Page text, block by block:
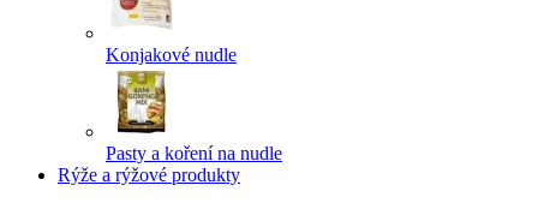
Konjakové nudle
Pasty a koření na nudle
Rýže a rýžové produkty